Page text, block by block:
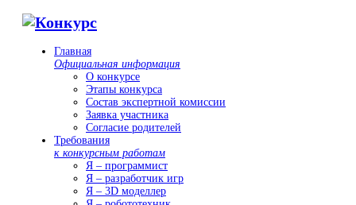
Главная
Официальная информация
О конкурсе
Этапы конкурса
Состав экспертной комиссии
Заявка участника
Согласие родителей
Требования
к конкурсным работам
Я – программист
Я – разработчик игр
Я – 3D моделлер